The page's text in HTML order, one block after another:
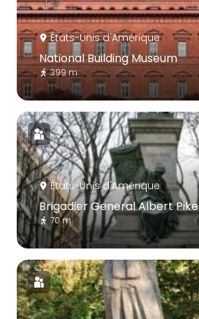
États-Unis d'Amérique
National Building Museum
399 m
États-Unis d'Amérique
Brigadier General Albert Pike
70 m